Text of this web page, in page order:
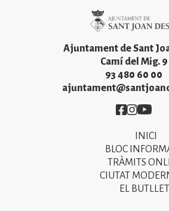
Ajuntament de Sant
Camí del Mig. 9
93 480 60 00
Imatge
Imatge
Imatge
INICI
BLOC
TRÀMITS
CIUTAT
EL BUTLLETÍ